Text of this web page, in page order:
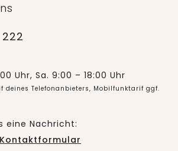
Uhr, Sa. 9:00 – 18:00 Uhr
deines Telefonanbieters, Mobilfunktarif ggf.
eine Nachricht: